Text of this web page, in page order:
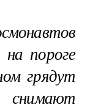
пороге
грядут
снимают